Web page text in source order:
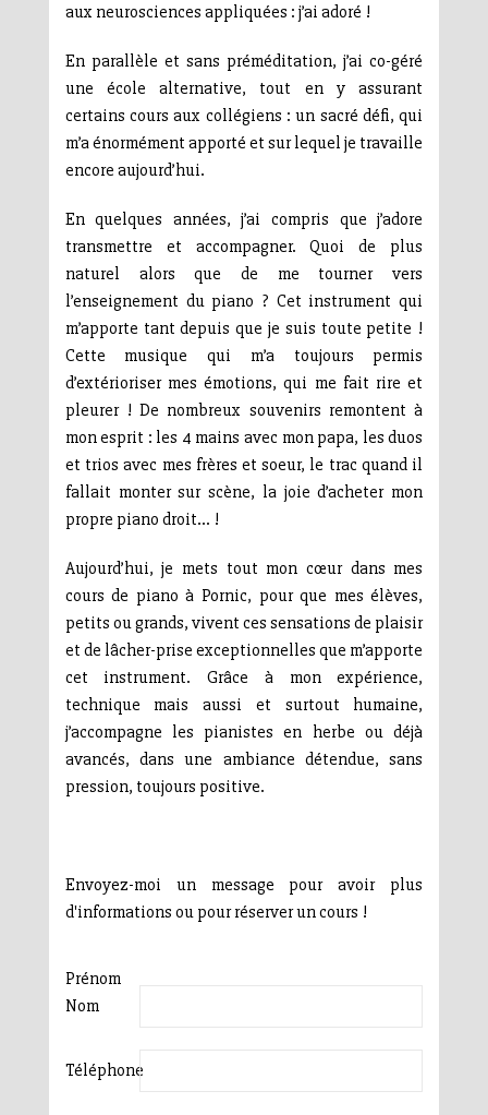
aux neurosciences appliquées : j’ai adoré !
En parallèle et sans préméditation, j’ai co-géré
une école alternative, tout en y assurant
certains cours aux collégiens : un sacré défi, qui
m’a énormément apporté et sur lequel je travaille
encore aujourd’hui.
En quelques années, j’ai compris que j’adore
transmettre et accompagner. Quoi de plus
naturel alors que de me tourner vers
l’enseignement du piano ? Cet instrument qui
m’apporte tant depuis que je suis toute petite !
Cette musique qui m’a toujours permis
d’extérioriser mes émotions, qui me fait rire et
pleurer ! De nombreux souvenirs remontent à
mon esprit : les 4 mains avec mon papa, les duos
et trios avec mes frères et soeur, le trac quand il
fallait monter sur scène, la joie d’acheter mon
propre piano droit… !
Aujourd’hui, je mets tout mon cœur dans mes
cours de piano à Pornic, pour que mes élèves,
petits ou grands, vivent ces sensations de plaisir
et de lâcher-prise exceptionnelles que m’apporte
cet instrument. Grâce à mon expérience,
technique mais aussi et surtout humaine,
j’accompagne les pianistes en herbe ou déjà
avancés, dans une ambiance détendue, sans
pression, toujours positive.
Envoyez-moi un message pour avoir plus
d'informations ou pour réserver un cours !
Prénom
Nom
Téléphone